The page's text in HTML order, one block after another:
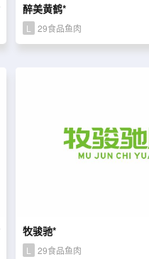
醉美黄鹤*
L 29食品鱼肉
牧骏驰*
L 29食品鱼肉